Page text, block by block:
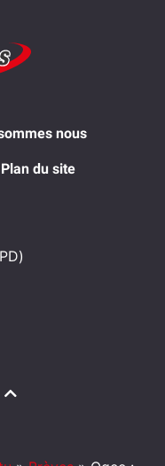
nous
Plan du site